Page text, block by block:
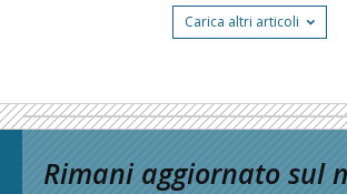
Carica altri articoli
Rimani aggiornato sul